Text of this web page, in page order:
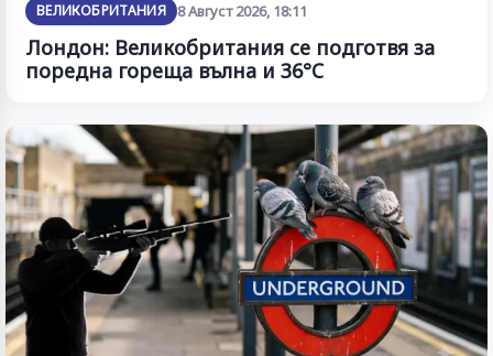
ВЕЛИКОБРИТАНИЯ 8 Август 2026, 18:11
Лондон: Великобритания се подготвя за
поредна гореща вълна и 36°C